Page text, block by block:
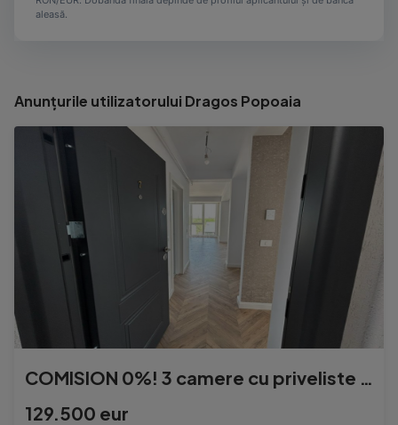
aleasă.
Anunțurile utilizatorului Dragos Popoaia
COMISION 0%! 3 camere cu priveliste Valea Lupului-Rediu
129.500 eur